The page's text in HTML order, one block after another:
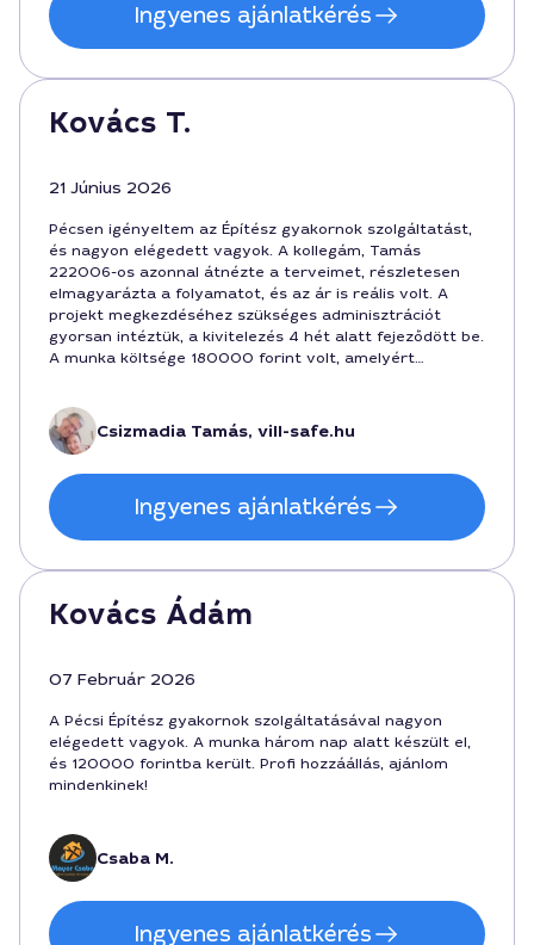
Ingyenes ajánlatkérés
Kovács T.
21 Június 2026
Pécsen igényeltem az Építész gyakornok szolgáltatást,
és nagyon elégedett vagyok. A kollegám, Tamás
222006-os azonnal átnézte a terveimet, részletesen
elmagyarázta a folyamatot, és az ár is reális volt. A
projekt megkezdéséhez szükséges adminisztrációt
gyorsan intéztük, a kivitelezés 4 hét alatt fejeződött be.
A munka költsége 180000 forint volt, amelyért
Csizmadia Tamás, vill-safe.hu
Ingyenes ajánlatkérés
Kovács Ádám
07 Február 2026
A Pécsi Építész gyakornok szolgáltatásával nagyon
elégedett vagyok. A munka három nap alatt készült el,
és 120000 forintba került. Profi hozzáállás, ajánlom
mindenkinek!
Csaba M.
Ingyenes ajánlatkérés